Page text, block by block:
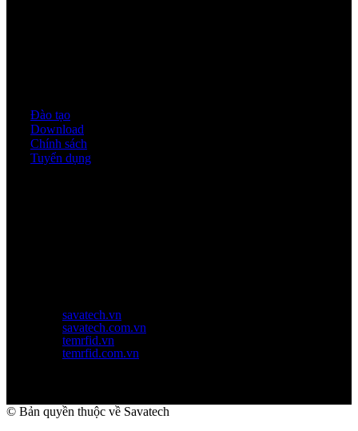
Đào tạo
Download
Chính sách
Tuyển dụng
savatech.vn
savatech.com.vn
temrfid.vn
temrfid.com.vn
© Bản quyền thuộc về Savatech